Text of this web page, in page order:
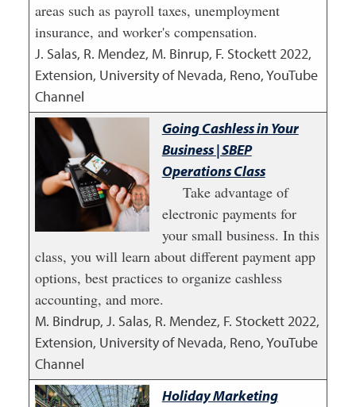
areas such as payroll taxes, unemployment
insurance, and worker's compensation.
J. Salas, R. Mendez, M. Binrup, F. Stockett2022,
Extension, University of Nevada, Reno, YouTube
Channel
Going Cashless in Your
Business | SBEP
Operations Class
Take advantage of
electronic payments for
your small business. In this
class, you will learn about different payment app
options, best practices to organize cashless
accounting, and more.
M. Bindrup, J. Salas, R. Mendez, F. Stockett2022,
Extension, University of Nevada, Reno, YouTube
Channel
Holiday Marketing